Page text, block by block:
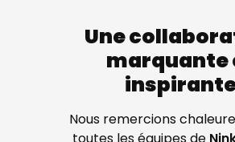
Une
marquante
Nous remercions